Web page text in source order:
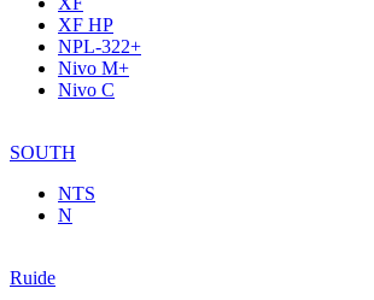
XF НР
NPL-322+
Nivo M+
Nivo C
SOUTH
NTS
N
Ruide